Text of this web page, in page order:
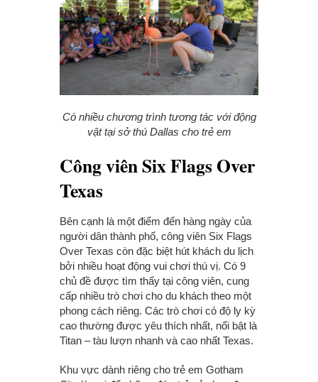
Có nhiều chương trình tương tác với động
vật tại sở thú Dallas cho trẻ em
Công viên Six Flags Over
Texas
Bên cạnh là một điểm đến hàng ngày của
người dân thành phố, công viên Six Flags
Over Texas còn đặc biệt hút khách du lịch
bởi nhiều hoạt động vui chơi thú vị. Có 9
chủ đề được tìm thấy tại công viên, cung
cấp nhiều trò chơi cho du khách theo một
phong cách riêng. Các trò chơi có độ ly kỳ
cao thường được yêu thích nhất, nổi bật là
Titan – tàu lượn nhanh và cao nhất Texas.
Khu vực dành riêng cho trẻ em Gotham